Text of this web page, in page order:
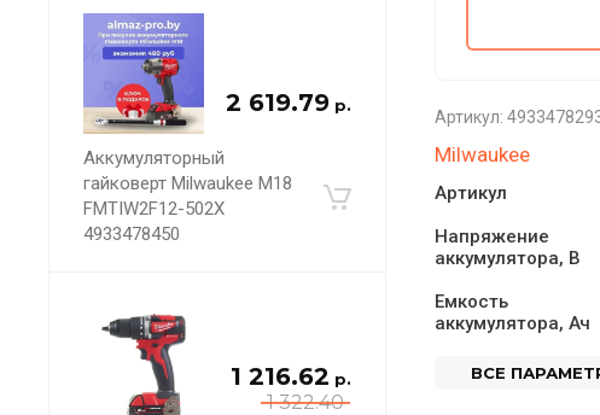
2 619.79 р.
Аккумуляторный
гайковерт Milwaukee M18
FMTIW2F12-502X
4933478450
1 322.40
1 216.62 р.
Артикул:
Milwaukee
Артикул
Напряжение
аккумулятора, В
Емкость
аккумулятора, Ач
ВСЕ